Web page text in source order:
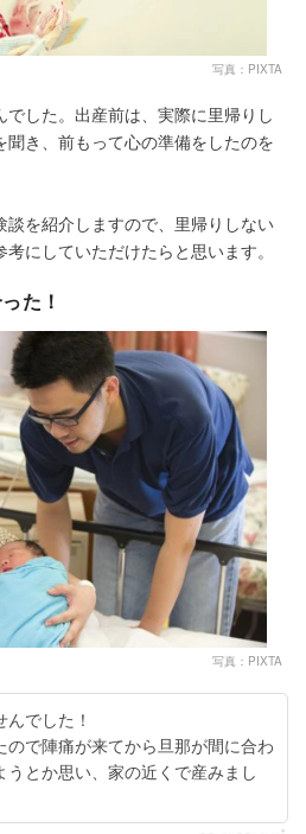
写真：PIXTA
した。出産前は、実際に里帰りし
き、前もって心の準備をしたのを
談を紹介しますので、里帰りしない
にしていただけたらと思います。
た！
写真：PIXTA
でした！
ので陣痛が来てから旦那が間に合わ
うとか思い、家の近くで産みまし